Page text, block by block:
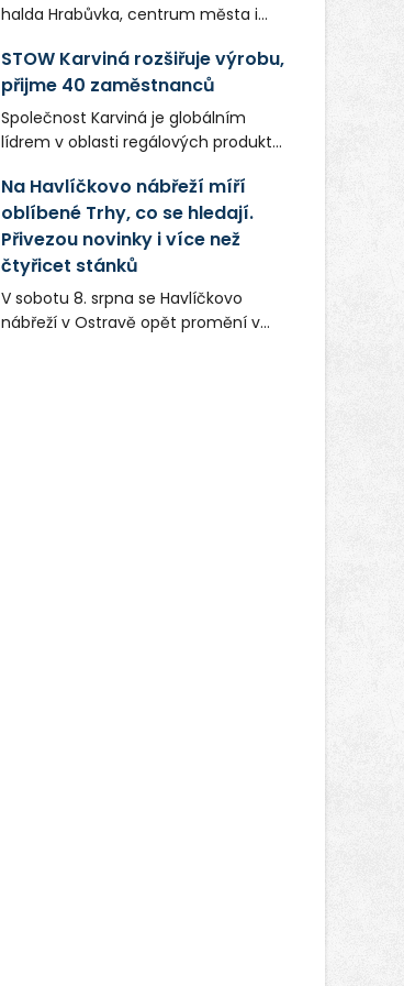
halda Hrabůvka, centrum města i
v novém filmu Bojovník, který vstoupí
do kin už 13. srpna. Režiséři Vojtěch
Frič a Tomáš Dianiška si
moravskoslezskou metropoli
nevybrali náhodou – její syrová
atmosféra se stala přirozenou
součástí příběhu bývalého
boxerského šampiona Hoffa (Milan
Ondrík), jenž se po letech vrací do
světa vrcholových zápasů, tentokrát
v MMA.
STOW Karviná rozšiřuje výrobu,
přijme 40 zaměstnanců
Společnost Karviná je globálním
lídrem v oblasti regálových produktů
zaměstnavatelem na Karvinsku a
firmou s obrovským potenciálem.
Na Havlíčkovo nábřeží míří
oblíbené Trhy, co se hledají.
Přivezou novinky i více než
čtyřicet stánků
V sobotu 8. srpna se Havlíčkovo
nábřeží v Ostravě opět promění v